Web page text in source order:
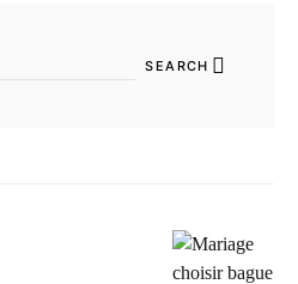
SEARCH